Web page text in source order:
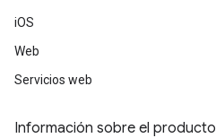
iOS
Web
Servicios web
Información sobre el producto